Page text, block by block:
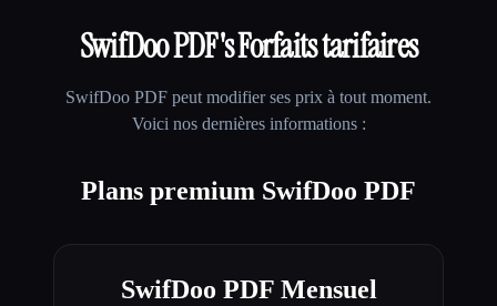
SwifDoo PDF's Forfaits tarifaires
SwifDoo PDF peut modifier ses prix à tout moment.
Voici nos dernières informations :
Plans premium SwifDoo PDF
SwifDoo PDF Mensuel